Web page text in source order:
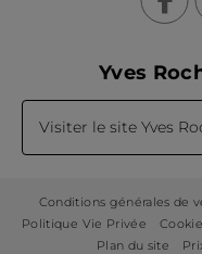
Yves
Visiter le site Yves
Conditions générales de
Politique Vie Privée
Plan du site